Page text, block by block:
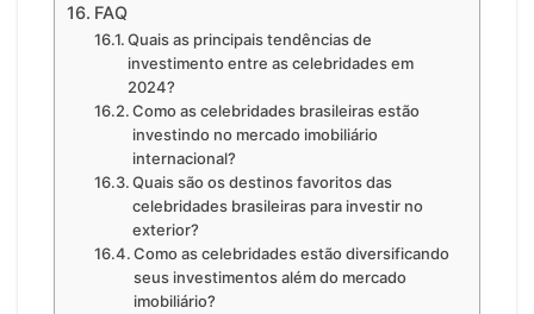
FAQ
Quais as principais tendências de
investimento entre as celebridades em
2024?
Como as celebridades brasileiras estão
investindo no mercado imobiliário
internacional?
Quais são os destinos favoritos das
celebridades brasileiras para investir no
exterior?
Como as celebridades estão diversificando
seus investimentos além do mercado
imobiliário?